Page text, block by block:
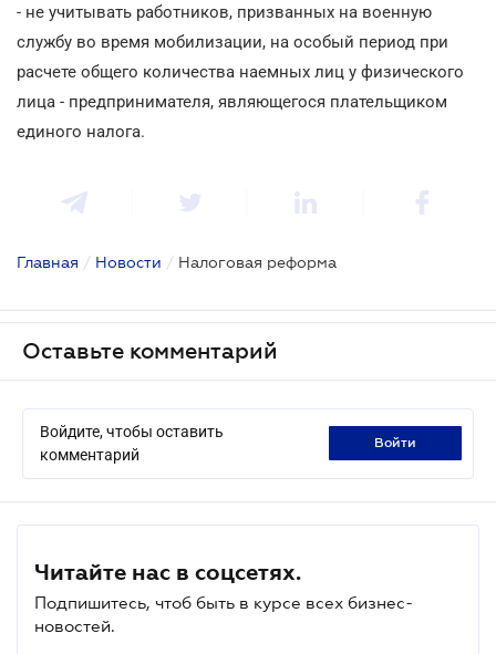
- не учитывать работников, призванных на военную
службу во время мобилизации, на особый период при
расчете общего количества наемных лиц у физического
лица - предпринимателя, являющегося плательщиком
единого налога.
Главная / Новости / Налоговая реформа
Оставьте комментарий
Войдите, чтобы оставить
комментарий
войти
Читайте нас в соцсетях.
Подпишитесь, чтоб быть в курсе всех бизнес-
новостей.